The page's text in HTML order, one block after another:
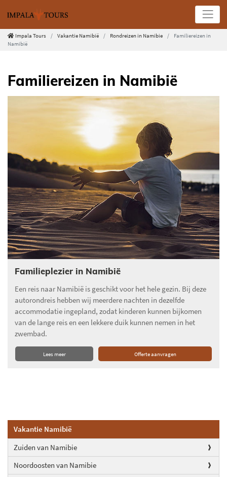
Impala Tours Vakantie Namibië Rondreizen in Namibie
Familiereizen in
Namibië
Vakantie Namibië
Zuiden van Namibie
Noordoosten van Namibie
Familiereizen in Namibië
Familieplezier in Namibië
Een reis naar Namibië is geschikt voor het hele gezin. Bij deze
autorondreis hebben wij meerdere nachten in dezelfde
accommodatie ingepland, zodat kinderen kunnen bijkomen
van de lange reis en een lekkere duik kunnen nemen in het
zwembad.
Lees meer Offerte aanvragen